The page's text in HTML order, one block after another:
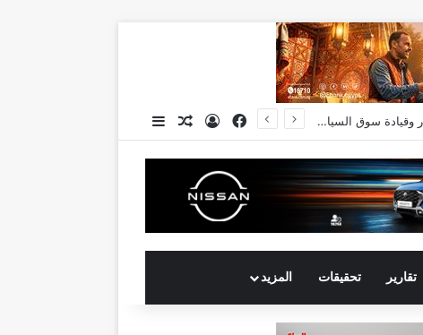
فيسبوكتسجيل الدخول
مقال عشوائي
إضافة عمود جانبي
تقارير تحقيقات المزيد